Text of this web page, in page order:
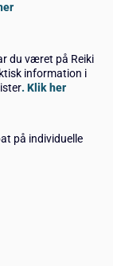
du været på Reiki
information i
. Klik her
på individuelle